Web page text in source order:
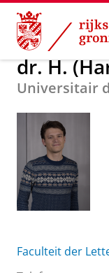
Skip
Content
Skip
Navigation
Over ons
dr. H.
Universitair
Faculteit der